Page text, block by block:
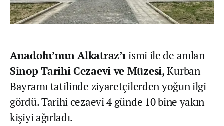
Anadolu’nun Alkatraz’ı ismi ile de anılan
Sinop Tarihi Cezaevi ve Müzesi,Kurban
Bayramı tatilinde ziyaretçilerden yoğun ilgi
gördü. Tarihi cezaevi 4 günde 10 bine yakın
kişiyi ağırladı.